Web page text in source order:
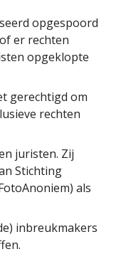
opgespoord
er rechten
opgeklopte
gerechtigd om
rechten
juristen. Zij
Stichting
als
inbreukmakers